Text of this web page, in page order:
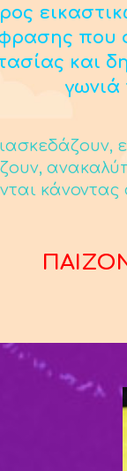
που
και
γωνιά